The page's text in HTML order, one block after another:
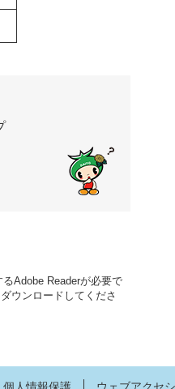
Adobe Readerが必要で
ウンロードしてくださ